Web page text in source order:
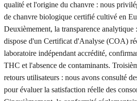
qualité et l'origine du chanvre : nous
de chanvre biologique certifié cultivé en
Deuxièmement, la transparence analytique
dispose d'un Certificat d'Analyse (COA)
laboratoire indépendant accrédité,
THC et l'absence de contaminants.
retours utilisateurs : nous avons consulté
pour évaluer la satisfaction réelle des